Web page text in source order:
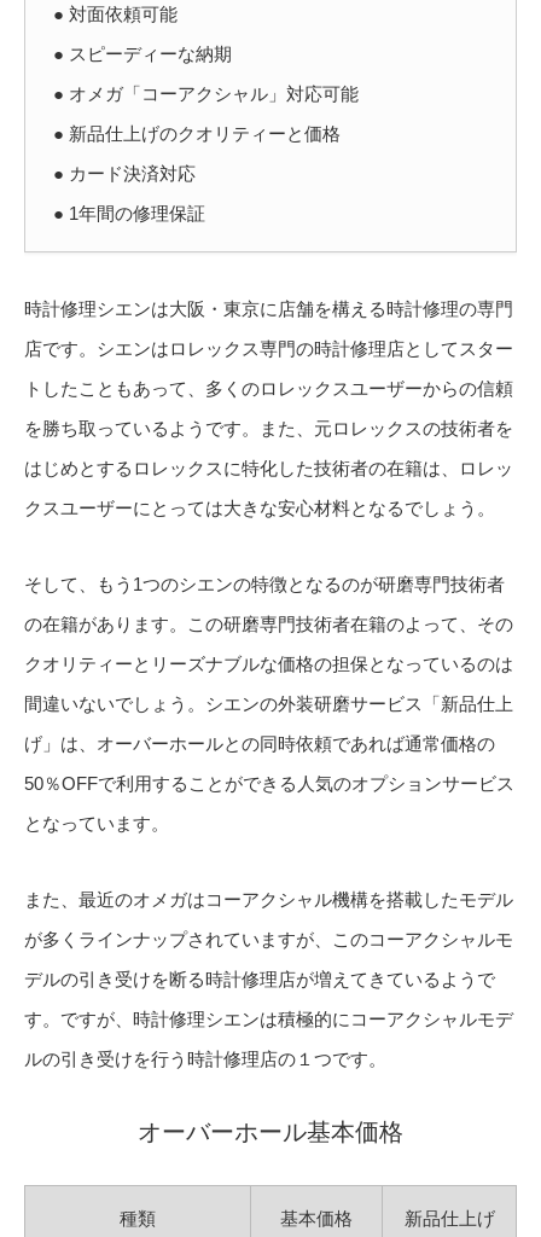
● 対面依頼可能
● スピーディーな納期
● オメガ「コーアクシャル」対応可能
● 新品仕上げのクオリティーと価格
● カード決済対応
● 1年間の修理保証
時計修理シエンは大阪・東京に店舗を構える時計修理の専門
店です。シエンはロレックス専門の時計修理店としてスター
トしたこともあって、多くのロレックスユーザーからの信頼
を勝ち取っているようです。また、元ロレックスの技術者を
はじめとするロレックスに特化した技術者の在籍は、ロレッ
クスユーザーにとっては大きな安心材料となるでしょう。
そして、もう1つのシエンの特徴となるのが研磨専門技術者
の在籍があります。この研磨専門技術者在籍のよって、その
クオリティーとリーズナブルな価格の担保となっているのは
間違いないでしょう。シエンの外装研磨サービス「新品仕上
げ」は、オーバーホールとの同時依頼であれば通常価格の
50％OFFで利用することができる人気のオプションサービス
となっています。
また、最近のオメガはコーアクシャル機構を搭載したモデル
が多くラインナップされていますが、このコーアクシャルモ
デルの引き受けを断る時計修理店が増えてきているようで
す。ですが、時計修理シエンは積極的にコーアクシャルモデ
ルの引き受けを行う時計修理店の１つです。
オーバーホール基本価格
種類 基本価格 新品仕上げ